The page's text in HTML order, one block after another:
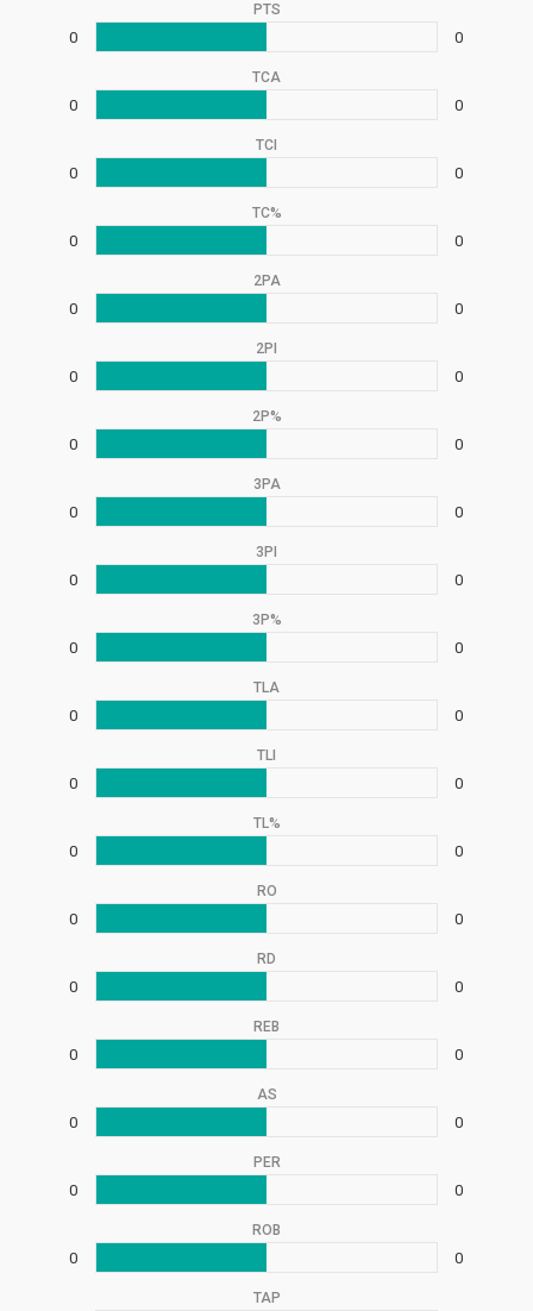
PTS
0 0
TCA
0 0
TCI
0 0
TC%
0 0
2PA
0 0
2PI
0 0
2P%
0 0
3PA
0 0
3PI
0 0
3P%
0 0
TLA
0 0
TLI
0 0
TL%
0 0
RO
0 0
RD
0 0
REB
0 0
AS
0 0
PER
0 0
ROB
0 0
TAP